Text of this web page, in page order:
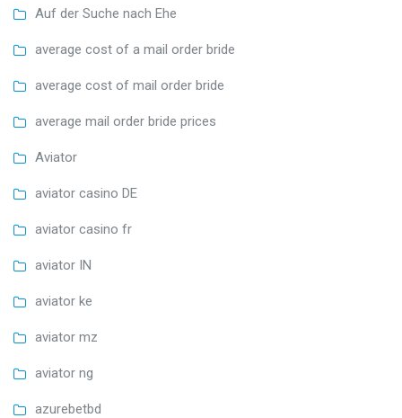
Auf der Suche nach Ehe
average cost of a mail order bride
average cost of mail order bride
average mail order bride prices
Aviator
aviator casino DE
aviator casino fr
aviator IN
aviator ke
aviator mz
aviator ng
azurebetbd